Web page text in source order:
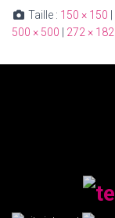
Taille : 150 × 150
500 × 500
272 × 182